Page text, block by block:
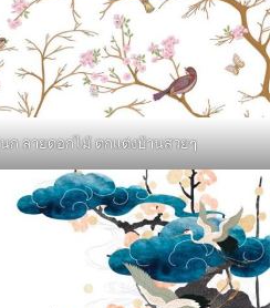
ก ลายดอกไม้ ตกแต่งบ้านสวยๆ